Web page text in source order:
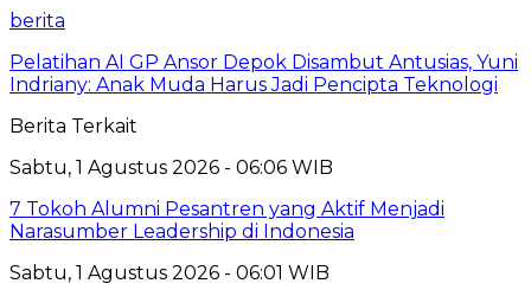
berita
Pelatihan AI GP Ansor Depok Disambut Antusias, Yuni
Indriany: Anak Muda Harus Jadi Pencipta Teknologi
Berita Terkait
Sabtu, 1 Agustus 2026 - 06:06 WIB
7 Tokoh Alumni Pesantren yang Aktif Menjadi
Narasumber Leadership di Indonesia
Sabtu, 1 Agustus 2026 - 06:01 WIB